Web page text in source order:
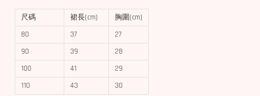
尺碼 裙長(cm)
胸圍(cm)
80
37
27
90
39
28
100
41
29
110
43 30